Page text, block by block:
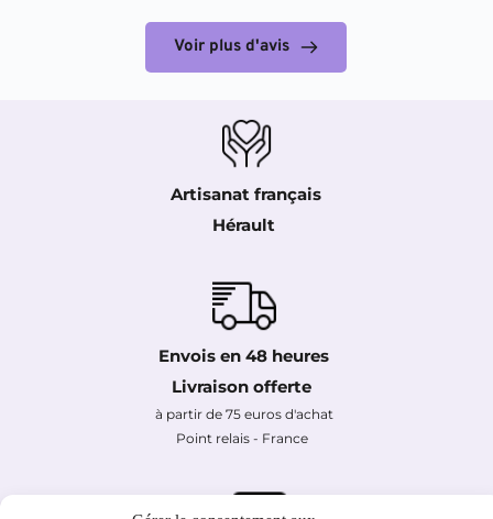
Voir plus d'avis
Artisanat français
Hérault
Envois en 48 heures
Livraison offerte
à partir de 75 euros d'achat
Point relais - France